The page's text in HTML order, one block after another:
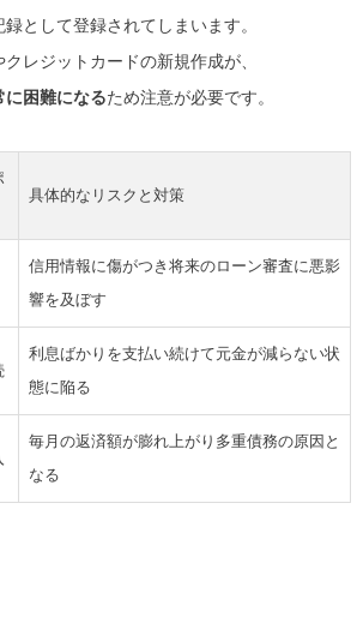
として登録されてしまいます。
レジットカードの新規作成が、
に困難になるため注意が必要です。
具体的なリスクと対策
信用情報に傷がつき将来のローン審査に悪影
響を及ぼす
利息ばかりを支払い続けて元金が減らない状
態に陥る
毎月の返済額が膨れ上がり多重債務の原因と
なる